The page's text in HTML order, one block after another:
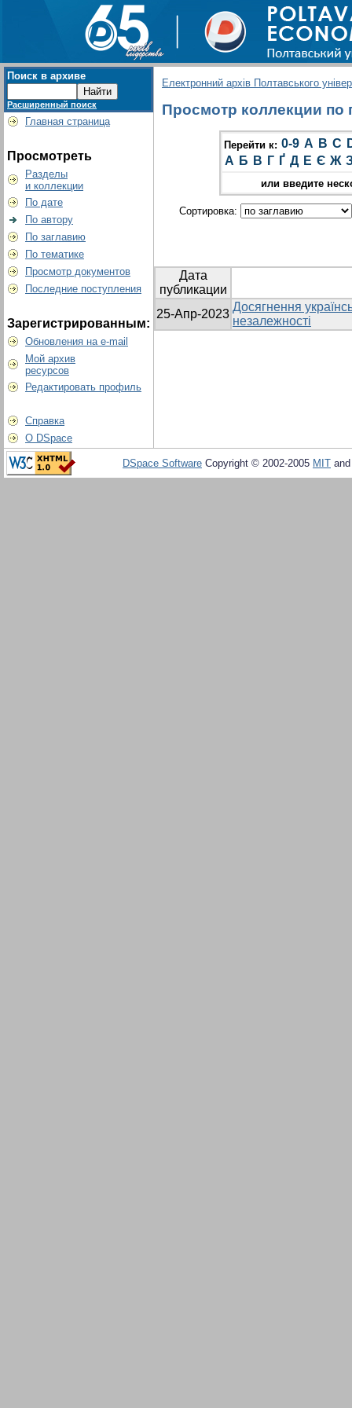
Поиск в архиве
Расширенный поиск
Главная страница
Просмотреть
Разделы
и коллекции
По дате
По автору
По заглавию
По тематике
Просмотр документов
Последние поступления
Зарегистрированным:
Обновления на e-mail
Мой архив
ресурсов
Редактировать профиль
Справка
О DSpace
Електронний архів Полтавського
Просмотр коллекции по
Перейти к: 0-9 A B C
А Б В Г Ґ Д Е Є Ж
или введите
Сортировка:
Дата
публикации
25-Апр-2023
Досягнення
незалежності
DSpace Software Copyright © 2002-2005 MIT